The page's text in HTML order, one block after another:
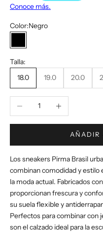
Color:Negro
Negro
Talla:
18.0
19.0 20.0
Reducir cantidad
AÑADIR
Los sneakers Pirma Brasil
combinan comodidad y estilo
la moda actual. Fabricados
proporcionan frescura y
su suela flexible y
Perfectos para combinar con
son el calzado ideal para la